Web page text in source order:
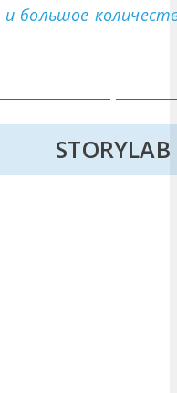
большое
STORYLAB